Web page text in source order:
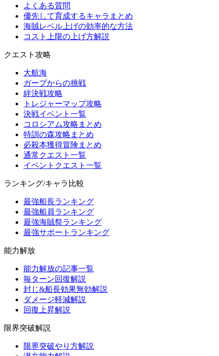
よくある質問
優先して育成するキャラまとめ
海賊レベル上げの効率的な方法
コスト上限の上げ方解説
クエスト攻略
大航海
ガープからの挑戦
絆決戦攻略
トレジャーマップ攻略
決戦イベント一覧
コロシアム攻略まとめ
特訓の森攻略まとめ
必殺本獲得冒険まとめ
通常クエスト一覧
イベントクエスト一覧
ランキング/キャラ比較
最強船長ランキング
最強船員ランキング
最強海賊祭ランキング
最強サポートランキング
能力解放
能力解放の記事一覧
毎ターン回復解説
封じ&船長効果無効解説
ダメージ軽減解説
回復上昇解説
限界突破解説
限界突破やり方解説